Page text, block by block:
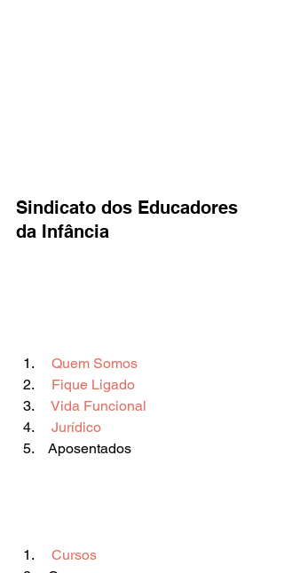
Sindicato dos Educadores
da Infância
Quem Somos
Fique Ligado
Vida Funcional
Jurídico
Aposentados
Cursos